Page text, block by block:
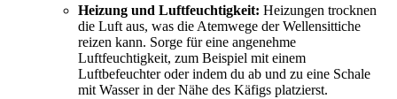
Heizung und Luftfeuchtigkeit: Heizungen trocknen
die Luft aus, was die Atemwege der Wellensittiche
reizen kann. Sorge für eine angenehme
Luftfeuchtigkeit, zum Beispiel mit einem
Luftbefeuchter oder indem du ab und zu eine Schale
mit Wasser in der Nähe des Käfigs platzierst.